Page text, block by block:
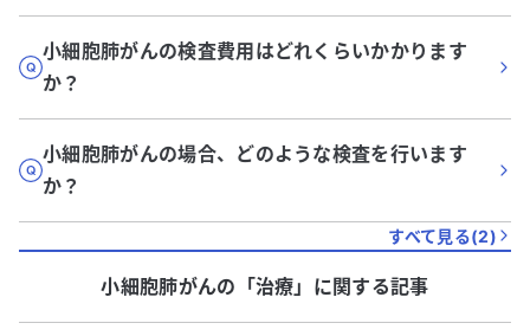
小細胞肺がんの検査費用はどれくらいかかります
か？
小細胞肺がんの場合、どのような検査を行います
か？
すべて見る(2)
小細胞肺がんの「治療」に関する記事